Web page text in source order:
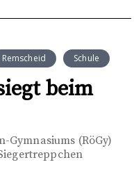
Remscheid Schule
beim
Gymnasiums (RöGy)